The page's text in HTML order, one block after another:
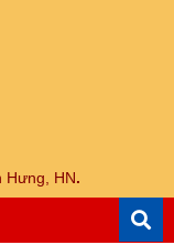
Hưng, HN.